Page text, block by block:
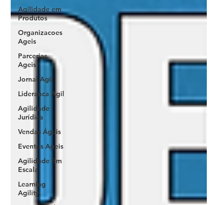
Agilidade em
Produtos
Organizacoes
Ageis
Parcerias
Ageis
Jornal Agil
Lideranca Agil
Agilidade
Jurídica
Vendas Ágeis
Eventos Ageis
Agilidade Em
Escala
Learning
Agility